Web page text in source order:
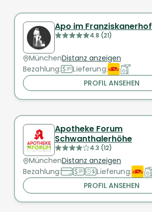
Apo im Franziskanerhof
4.8 (21)
MünchenDistanz anzeigen
Bezahlung:
Lieferung:
PROFIL ANSEHEN
Apotheke Forum
Schwanthalerhöhe
4.3 (12)
MünchenDistanz anzeigen
Bezahlung:
Lieferung:
PROFIL ANSEHEN